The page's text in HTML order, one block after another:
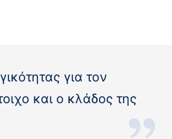
για τον
και ο κλάδος της